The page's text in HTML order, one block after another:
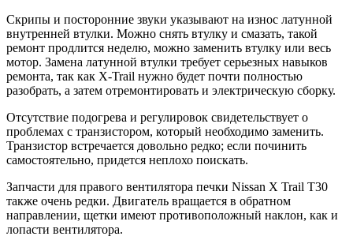
Скрипы и посторонние звуки указывают на износ латунной
внутренней втулки. Можно снять втулку и смазать, такой
ремонт продлится неделю, можно заменить втулку или весь
мотор. Замена латунной втулки требует серьезных навыков
ремонта, так как X-Trail нужно будет почти полностью
разобрать, а затем отремонтировать и электрическую сборку.
Отсутствие подогрева и регулировок свидетельствует о
проблемах с транзистором, который необходимо заменить.
Транзистор встречается довольно редко; если починить
самостоятельно, придется неплохо поискать.
Запчасти для правого вентилятора печки Nissan X Trail T30
также очень редки. Двигатель вращается в обратном
направлении, щетки имеют противоположный наклон, как и
лопасти вентилятора.